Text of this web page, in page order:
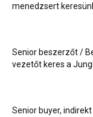
menedzsert
Senior beszerzőt /
vezetőt keres a
Senior buyer,